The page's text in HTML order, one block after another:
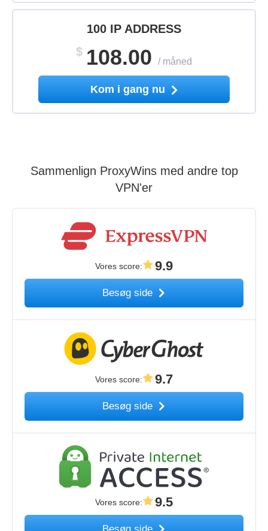
100 IP ADDRESS
$ 108.00 / måned
Kom i gang nu
Sammenlign ProxyWins med andre top
VPN'er
Vores score: 9.9
Besøg side
Vores score: 9.7
Besøg side
Vores score: 9.5